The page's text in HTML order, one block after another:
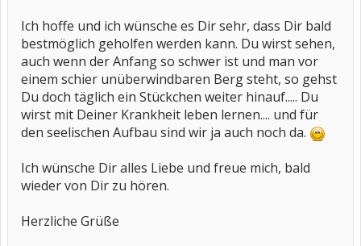
Ich hoffe und ich wünsche es Dir sehr, dass Dir bald
bestmöglich geholfen werden kann. Du wirst sehen,
auch wenn der Anfang so schwer ist und man vor
einem schier unüberwindbaren Berg steht, so gehst
Du doch täglich ein Stückchen weiter hinauf..... Du
wirst mit Deiner Krankheit leben lernen.... und für
den seelischen Aufbau sind wir ja auch noch da.
Ich wünsche Dir alles Liebe und freue mich, bald
wieder von Dir zu hören.
Herzliche Grüße